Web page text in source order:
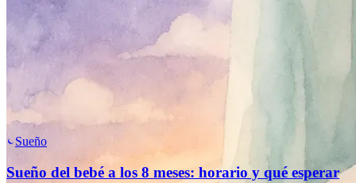
Sueño
Sueño del bebé a los 8 meses: horario y qué esperar